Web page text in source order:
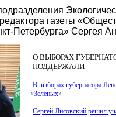
газеты
Петербурга» Сергея
О ВЫБОРАХ
ПОДДЕРЖАЛИ
В выборах губернатора
«Зеленых»
Сергей Лисовский решил